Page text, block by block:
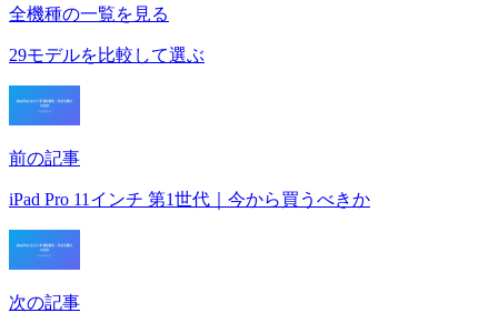
全機種の一覧を見る
29モデルを比較して選ぶ
前の記事
iPad Pro 11インチ 第1世代｜今から買うべきか
次の記事